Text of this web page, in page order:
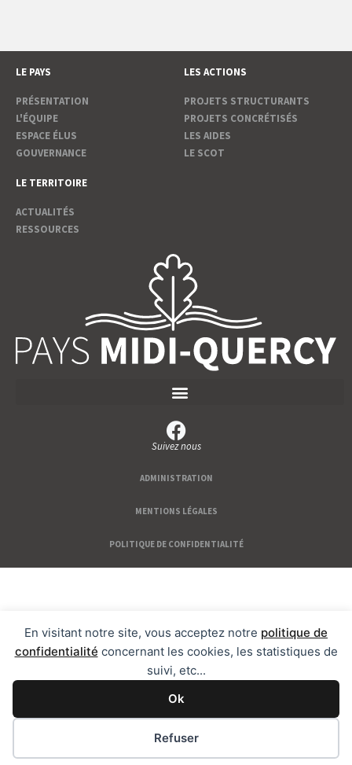
En visitant notre site, vous acceptez notre politique de
confidentialité concernant les cookies, les statistiques de
suivi, etc...
Ok
Refuser
LE PAYS
PRÉSENTATION
L'ÉQUIPE
ESPACE ÉLUS
GOUVERNANCE
LES ACTIONS
PROJETS STRUCTURANTS
PROJETS CONCRÉTISÉS
LES AIDES
LE SCOT
LE TERRITOIRE
ACTUALITÉS
RESSOURCES
Suivez nous
ADMINISTRATION
MENTIONS LÉGALES
POLITIQUE DE CONFIDENTIALITÉ